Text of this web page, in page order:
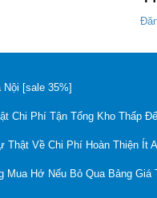
Nội [sale 35%]
Chi Phí Tận Tổng Kho Thấp
Thật Về Chi Phí Hoàn Thiện Ít
Mua Hớ Nếu Bỏ Qua Bảng Giá